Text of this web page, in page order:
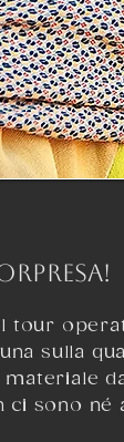
tour
sulla
ci sono